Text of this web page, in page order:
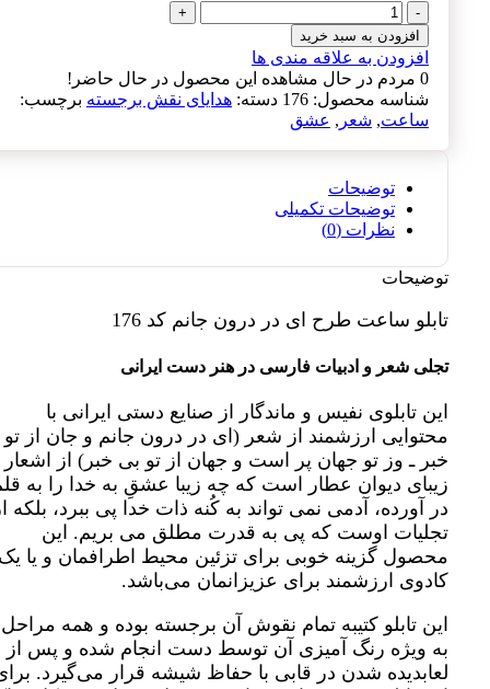
لوح
نقش
برجسته
ساعت
طرح
ای
درون
کد
176
عدد
افزودن به سبد خرید
افزودن به علاقه مندی ها
0 مردم در حال مشاهده این محصول در حال حاضر!
شناسه محصول: 176 دسته: هدایای نقش برجسته برچسب:
ساعت, شعر , عشق
توضیحات
توضیحات تکمیلی
نظرات (0)
توضیحات
تابلو ساعت طرح ای در درون جانم کد 176
تجلی شعر و ادبیات فارسی در هنر دست ایرانی
این تابلوی نفیس و ماندگار از صنایع دستی ایرانی با
محتوایی ارزشمند از شعر (ای در درون جانم و جان از
خبر ـ وز تو جهان پر است و جهان از تو بی خبر) از اشعار
زیبای دیوان عطار است که چه زیبا عشقِ به خدا را به
در آورده، آدمی نمی تواند به کُنه ذات خدا پی ببرد، بلکه
تجلیات اوست که پی به قدرت مطلق می بریم. این
محصول گزینه خوبی برای تزئین محیط اطرافمان و یا
کادوی ارزشمند برای عزیزانمان می‌باشد.
این تابلو کتیبه تمام نقوش آن برجسته بوده و همه
به ویژه رنگ آمیزی آن توسط دست انجام شده و پس از
لعابدیده شدن در قابی با حفاظ شیشه قرار می‌گیرد.